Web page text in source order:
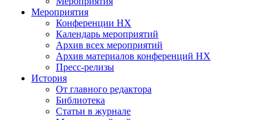
Мероприятия
Конференции НХ
Календарь мероприятий
Архив всех мероприятий
Архив материалов конференций НХ
Пресс-релизы
История
От главного редактора
Библиотека
Статьи в журнале